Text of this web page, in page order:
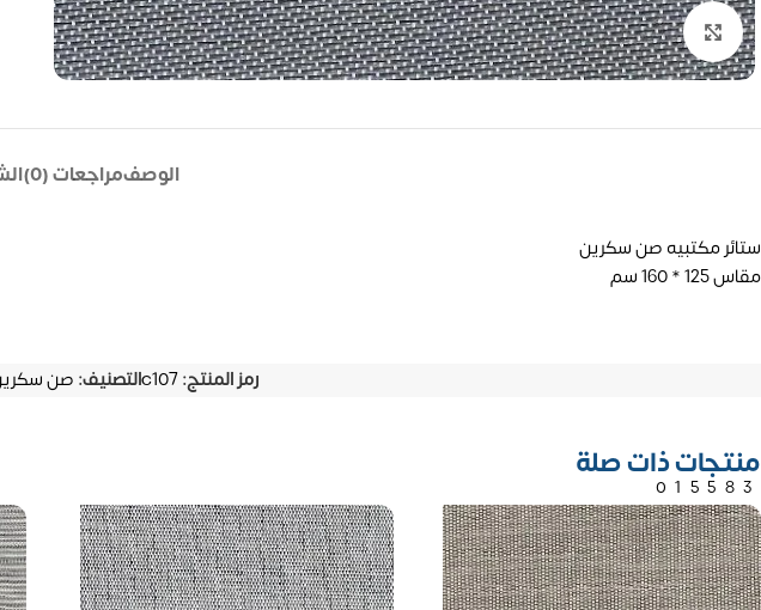
تكبير الصورة
الوصفمراجعات (0)
ستائر مكتبيه صن سكرين
مقاس 125 * 160 سم
رمز المنتج:c107التصنيف:صن
منتجات ذات صلة